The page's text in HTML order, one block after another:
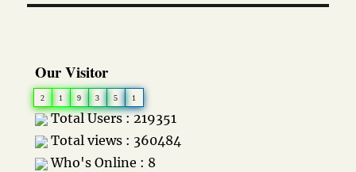
Our Visitor
2 1 9 3 5 1
Total Users : 219351
Total views : 360484
Who's Online : 8